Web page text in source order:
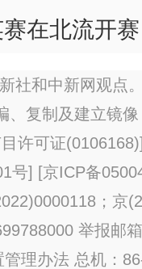
在北流开赛
社和中新网观点
、复制及建立镜
许可证(0106168)
号] [京ICP备
；京
举报邮
管理办法 总机：